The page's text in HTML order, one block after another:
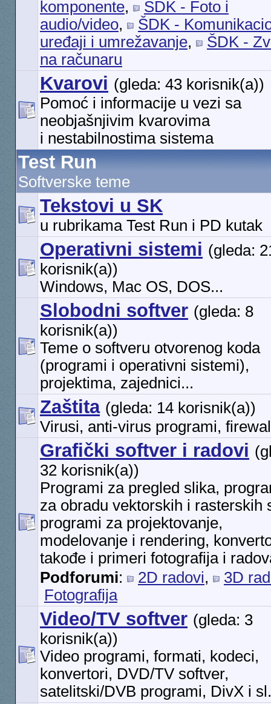
komponente,
ŠDK - Foto i
audio/video,
ŠDK -
uređaji i umrežavanje,
ŠDK -
na računaru
Kvarovi (gleda: 43 korisnik(a))
Pomoć i informacije u vezi sa
neobjašnjivim kvarovima
i nestabilnostima sistema
Test Run
Softverske teme
Tekstovi u SK
u rubrikama Test Run i PD kutak
Operativni sistemi (gleda:
korisnik(a))
Windows, Mac OS, DOS...
Slobodni softver (gleda: 8
korisnik(a))
Teme o softveru otvorenog koda
(programi i operativni sistemi),
projektima, zajednici...
Zaštita (gleda: 14 korisnik(a))
Virusi, anti-virus programi,
Grafički softver i radovi
32 korisnik(a))
Programi za pregled slika,
za obradu vektorskih i rasterskih
programi za projektovanje,
modelovanje i rendering,
takođe i primeri fotografija i
Podforumi: 2D radovi,
3D
Fotografija
Video/TV softver (gleda: 3
korisnik(a))
Video programi, formati, kodeci,
konvertori, DVD/TV softver,
satelitski/DVB programi, DivX i sl.